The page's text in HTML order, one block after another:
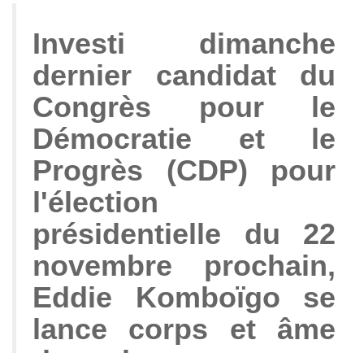
Investi dimanche
dernier candidat du
Congrès pour le
Démocratie et le
Progrès (CDP) pour
l'élection
présidentielle du 22
novembre prochain,
Eddie Komboïgo se
lance corps et âme